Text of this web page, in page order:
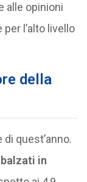
alle opinioni
l’alto livello
della
quest’anno.
in